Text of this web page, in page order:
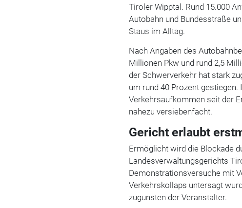
Tiroler Wipptal. Rund 15.000
Autobahn und Bundesstraße
Staus im Alltag.
Nach Angaben des
Millionen Pkw und rund 2,5
der Schwerverkehr hat stark
um rund 40 Prozent
Verkehrsaufkommen seit der
nahezu versiebenfacht.
Gericht erlaubt
Ermöglicht wird die Blockade
Landesverwaltungsgerichts
Demonstrationsversuche mit
Verkehrskollaps untersagt
zugunsten der Veranstalter.